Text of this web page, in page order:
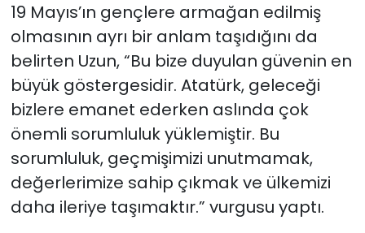
19 Mayıs’ın gençlere armağan edilmiş
olmasının ayrı bir anlam taşıdığını da
belirten Uzun, “Bu bize duyulan güvenin en
büyük göstergesidir. Atatürk, geleceği
bizlere emanet ederken aslında çok
önemli sorumluluk yüklemiştir. Bu
sorumluluk, geçmişimizi unutmamak,
değerlerimize sahip çıkmak ve ülkemizi
daha ileriye taşımaktır.” vurgusu yaptı.